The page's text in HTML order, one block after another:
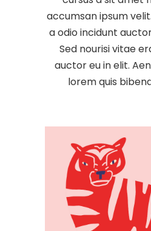
accumsan ipsum
a odio incidunt
Sed nourisi vitae
auctor eu in elit.
lorem quis